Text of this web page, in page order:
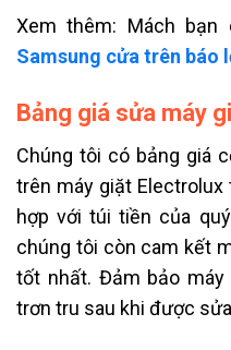
Xem thêm: Mách bạn
Samsung cửa trên báo
Bảng giá sửa máy
Chúng tôi có bảng giá
trên máy giặt Electrolux
hợp với túi tiền của
chúng tôi còn cam kết
tốt nhất. Đảm bảo
trơn tru sau khi được